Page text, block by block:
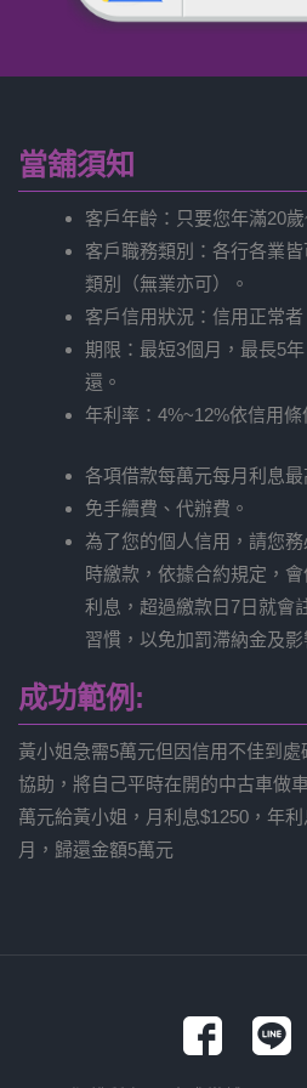
當舖須知
客戶年齡：只要您年滿20
客戶職務類別：各行各業
類別（無業亦可）。
客戶信用狀況：信用正常
期限：最短3個月，最長5
還。
年利率：4%~12%依信用條
各項借款每萬元每月利息最
免手續費、代辦費。
為了您的個人信用，請您
時繳款，依據合約規定，
利息，超過繳款日7日就會
習慣，以免加罰滯納金及影
成功範例:
黃小姐急需5萬元但因信用不佳到
協助，將自己平時在開的中古車做
萬元給黃小姐，月利息$1250，年
月，歸還金額5萬元